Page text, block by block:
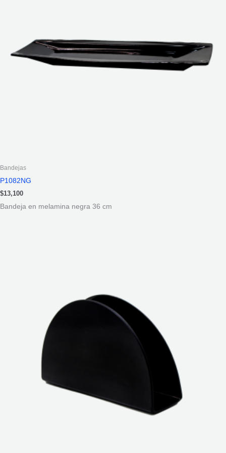
Bandejas
P1082NG
$13,100
Bandeja en melamina negra 36 cm